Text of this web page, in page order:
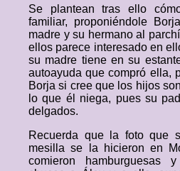
Se plantean tras ello
familiar, proponiéndole
madre y su hermano al
ellos parece interesado en
su madre tiene en su
autoayuda que compró ella,
Borja si cree que los hijos
lo que él niega, pues su
delgados.
Recuerda que la foto que
mesilla se la hicieron en
comieron hamburguesas